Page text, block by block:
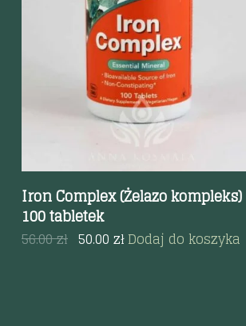
Szybki podgląd
Iron Complex (Żelazo kompleks)
100 tabletek
56.00zł 50.00 złDodaj do koszyka